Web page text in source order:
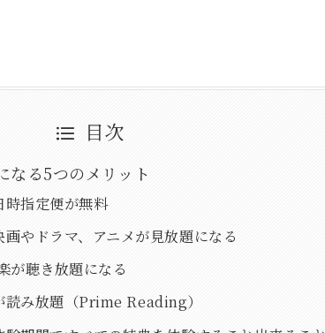
目次
る5つのメリット
指定便が無料
やドラマ、アニメが見放題になる
聴き放題になる
み放題（Prime Reading）